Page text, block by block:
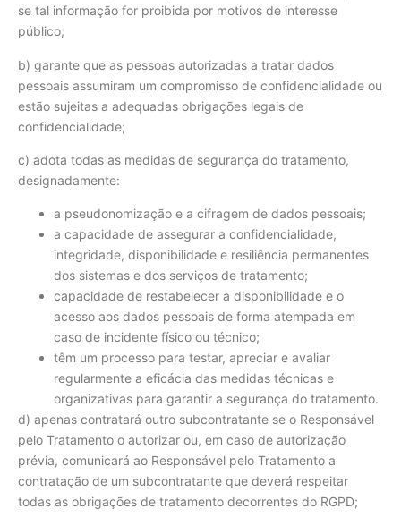
se tal informação for proibida por motivos de interesse
público;
b) garante que as pessoas autorizadas a tratar dados
pessoais assumiram um compromisso de confidencialidade ou
estão sujeitas a adequadas obrigações legais de
confidencialidade;
c) adota todas as medidas de segurança do tratamento,
designadamente:
a pseudonomização e a cifragem de dados pessoais;
a capacidade de assegurar a confidencialidade,
integridade, disponibilidade e resiliência permanentes
dos sistemas e dos serviços de tratamento;
capacidade de restabelecer a disponibilidade e o
acesso aos dados pessoais de forma atempada em
caso de incidente físico ou técnico;
têm um processo para testar, apreciar e avaliar
regularmente a eficácia das medidas técnicas e
organizativas para garantir a segurança do tratamento.
d) apenas contratará outro subcontratante se o Responsável
pelo Tratamento o autorizar ou, em caso de autorização
prévia, comunicará ao Responsável pelo Tratamento a
contratação de um subcontratante que deverá respeitar
todas as obrigações de tratamento decorrentes do RGPD;